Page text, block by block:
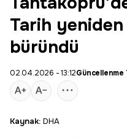
Tarih
büründü
02.04.2026 - 13:12Güncellenme
Kaynak: DHA